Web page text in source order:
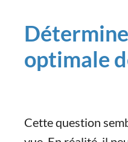
optimale
Cette question